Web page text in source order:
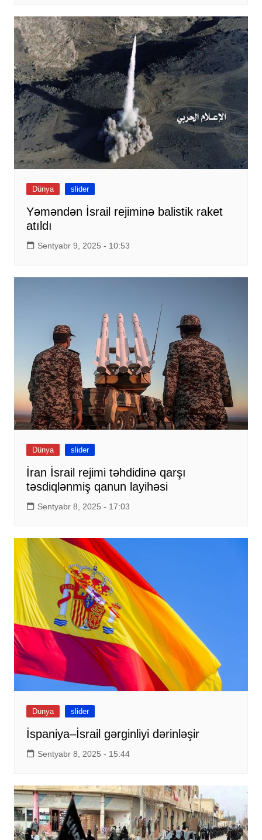
Dünya slider
Yəməndən İsrail rejiminə balistik raket
atıldı
Sentyabr 9, 2025 - 10:53
Dünya slider
İran İsrail rejimi təhdidinə qarşı
təsdiqlənmiş qanun layihəsi
Sentyabr 8, 2025 - 17:03
Dünya slider
İspaniya–İsrail gərginliyi dərinləşir
Sentyabr 8, 2025 - 15:44